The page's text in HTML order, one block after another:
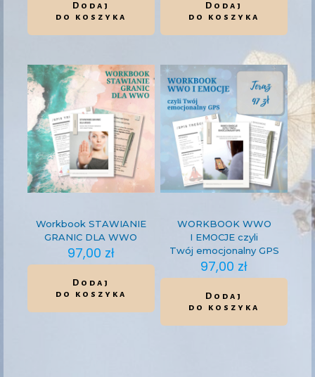
Dodaj
do koszyka
Dodaj
do koszyka
Workbook STAWIANIE
GRANIC DLA WWO
97,00 zł
Dodaj
do koszyka
WORKBOOK WWO
I EMOCJE czyli
Twój emocjonalny GPS
97,00 zł
Dodaj
do koszyka